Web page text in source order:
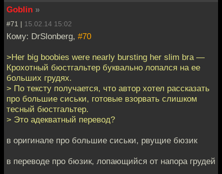
Goblin »
#71 | 15.02.14 15:02
Кому: DrSlonberg, #70
>Her big boobies were nearly bursting her slim bra —
Крохотный бюстгальтер буквально лопался на ее
больших грудях.
> По тексту получается, что автор хотел рассказать
про большие сиськи, готовые взорвать слишком
тесный бюстгальтер.
> Это адекватный перевод?
в оригинале про большие сиськи, рвущие бюзик
в переводе про бюзик, лопающийся от напора грудей